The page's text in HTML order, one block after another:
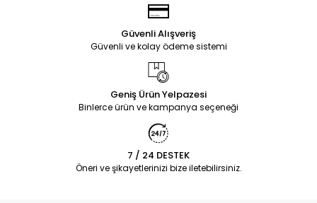
Güvenli Alışveriş
Güvenli ve kolay ödeme sistemi
Geniş Ürün Yelpazesi
Binlerce ürün ve kampanya seçeneği
7 / 24 DESTEK
Öneri ve şikayetlerinizi bize iletebilirsiniz.